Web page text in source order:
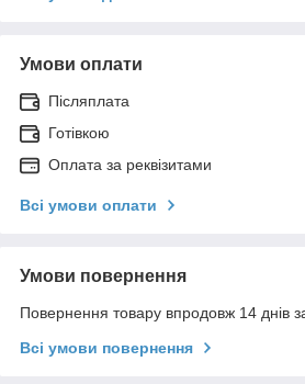
Умови оплати
Післяплата
Готівкою
Оплата за реквізитами
Всі умови оплати
Умови повернення
Повернення товару впродовж 14 днів
Всі умови повернення